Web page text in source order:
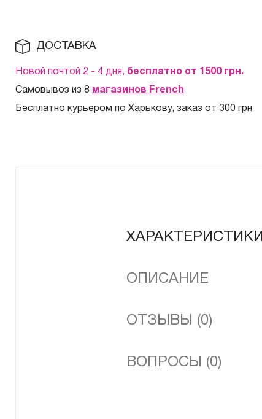
ДОСТАВКА
Новой почтой 2 - 4 дня, бесплатно от 1500 грн.
Самовывоз из 8 магазинов French
Бесплатно курьером по Харькову, заказ от 300 грн
ХАРАКТЕРИСТИКИ
ОПИСАНИЕ
ОТЗЫВЫ (0)
ВОПРОСЫ (0)